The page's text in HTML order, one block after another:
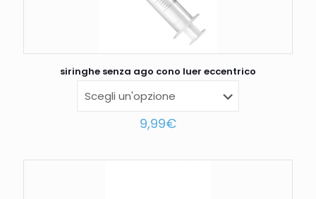
siringhe senza ago cono luer eccentrico
9,99€